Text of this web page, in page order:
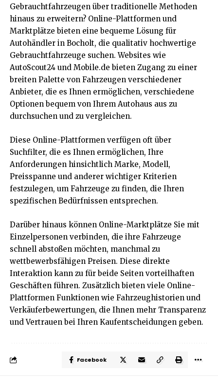
Gebrauchtfahrzeugen über traditionelle Methoden
hinaus zu erweitern? Online-Plattformen und
Marktplätze bieten eine bequeme Lösung für
Autohändler in Bocholt, die qualitativ hochwertige
Gebrauchtfahrzeuge suchen. Websites wie
AutoScout24 und Mobile.de bieten Zugang zu einer
breiten Palette von Fahrzeugen verschiedener
Anbieter, die es Ihnen ermöglichen, verschiedene
Optionen bequem von Ihrem Autohaus aus zu
durchsuchen und zu vergleichen.
Diese Online-Plattformen verfügen oft über
Suchfilter, die es Ihnen ermöglichen, Ihre
Anforderungen hinsichtlich Marke, Modell,
Preisspanne und anderer wichtiger Kriterien
festzulegen, um Fahrzeuge zu finden, die Ihren
spezifischen Bedürfnissen entsprechen.
Darüber hinaus können Online-Marktplätze Sie mit
Einzelpersonen verbinden, die ihre Fahrzeuge
schnell abstoßen möchten, manchmal zu
wettbewerbsfähigen Preisen. Diese direkte
Interaktion kann zu für beide Seiten vorteilhaften
Geschäften führen. Zusätzlich bieten viele Online-
Plattformen Funktionen wie Fahrzeughistorien und
Verkäuferbewertungen, die Ihnen mehr Transparenz
und Vertrauen bei Ihren Kaufentscheidungen geben.
Facebook